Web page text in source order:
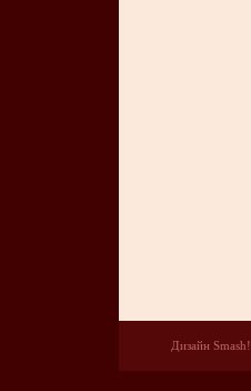
Дизайн Smash!